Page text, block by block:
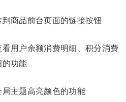
商品前台页面的链接按钮
用户余额消费明细、积分消费
的功能
主题高亮颜色的功能